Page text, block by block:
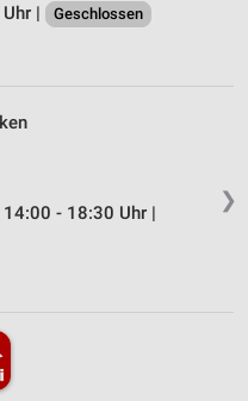
|
Geschlossen
❯
- 18:30 Uhr |